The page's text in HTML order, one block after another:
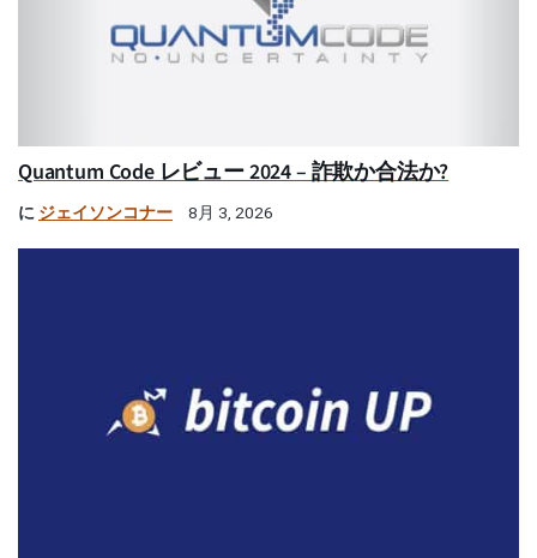
Quantum Code レビュー 2024 – 詐欺か合法か?
に ジェイソンコナー 8月 3, 2026